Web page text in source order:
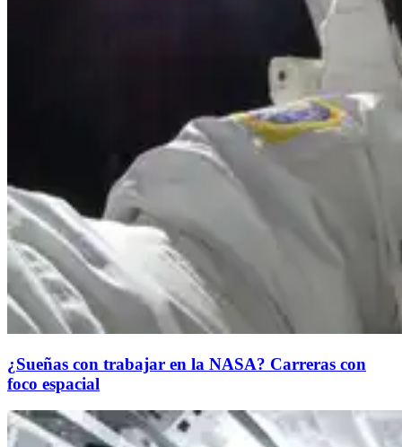
¿Sueñas con trabajar en la NASA? Carreras con
foco espacial